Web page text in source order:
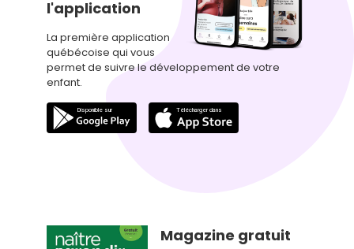
l'application
La première application
québécoise qui vous
permet de suivre le développement de votre
enfant.
Magazine gratuit